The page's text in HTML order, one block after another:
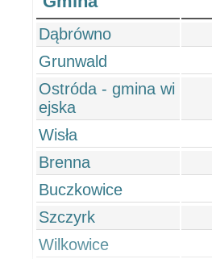
Dąbrówno
Grunwald
Ostróda - gmina wi
ejska
Wisła
Brenna
Buczkowice
Szczyrk
Wilkowice